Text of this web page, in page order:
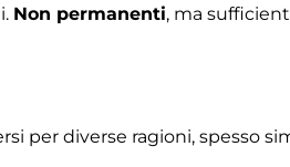
Non permanenti, ma
per diverse ragioni, spesso